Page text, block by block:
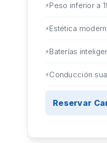
Peso inferior a
Estética
Baterías
Conducción
Reservar